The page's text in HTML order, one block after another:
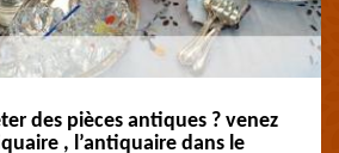
des pièces antiques ? venez
, l’antiquaire dans le